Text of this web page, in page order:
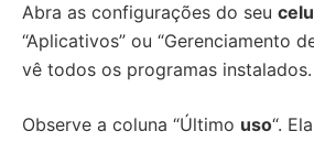
Abra as configurações do seu
“Aplicativos” ou “Gerenciamento
vê todos os programas instalados.
Observe a coluna “Último uso“.